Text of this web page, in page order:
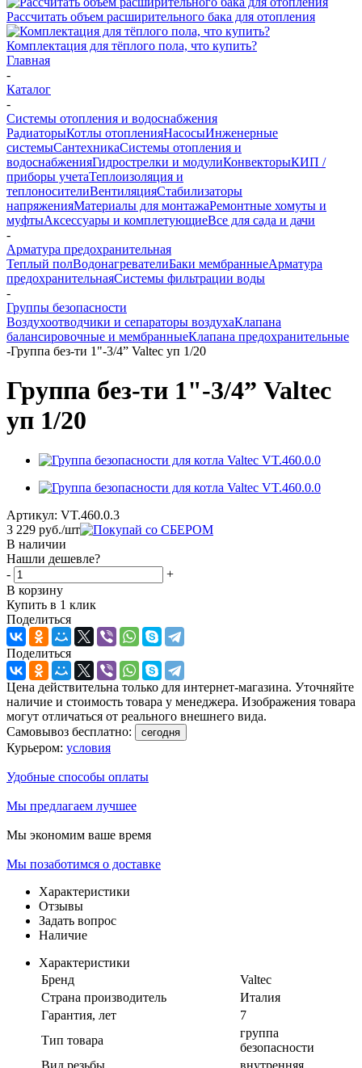
Рассчитать объем расширительного бака для отопления
Комплектация для тёплого пола, что купить?
Главная
-
Каталог
-
Системы отопления и водоснабжения
РадиаторыКотлы отопленияНасосыИнженерные
системыСантехникаСистемы отопления и
водоснабженияГидрострелки и модулиКонвекторыКИП /
приборы учетаТеплоизоляция и
теплоносителиВентиляцияСтабилизаторы
напряженияМатериалы для монтажаРемонтные хомуты и
муфтыАксессуары и комплетующиеВсе для сада и дачи
-
Арматура предохранительная
Теплый полВодонагревателиБаки мембранныеАрматура
предохранительнаяСистемы фильтрации воды
-
Группы безопасности
Воздухоотводчики и сепараторы воздухаКлапана
балансировочные и мембранныеКлапана предохранительные
-Группа без-ти 1"-3/4” Valtec уп 1/20
Группа без-ти 1"-3/4” Valtec
уп 1/20
Артикул: VT.460.0.3
3 229 руб./шт
В наличии
Нашли дешевле?
-
+
В корзину
Купить в 1 клик
Поделиться
Поделиться
Цена действительна только для интернет-магазина. Уточняйте
наличие и стоимость товара у менеджера. Изображения товара
могут отличаться от реального внешнего вида.
Самовывоз бесплатно:
сегодня
Курьером: условия
Удобные способы оплаты
Мы предлагаем лучшее
Мы экономим ваше время
Мы позаботимся о доставке
Характеристики
Отзывы
Задать вопрос
Наличие
Характеристики
Бренд
Valtec
Страна производитель
Италия
Гарантия, лет
7
Тип товара
группа
безопасности
Вид резьбы
внутренняя